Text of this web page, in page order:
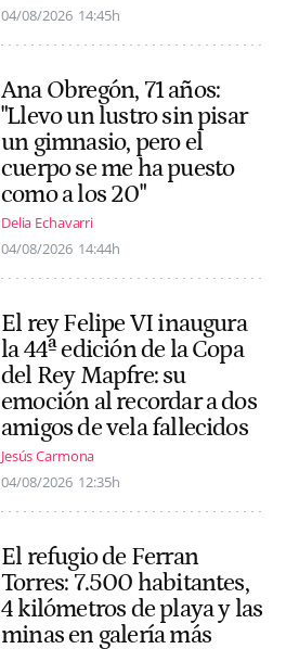
04/08/2026 14:45h
Ana Obregón, 71 años:
"Llevo un lustro sin pisar
un gimnasio, pero el
cuerpo se me ha puesto
como a los 20"
Delia Echavarri
04/08/2026 14:44h
El rey Felipe VI inaugura
la 44ª edición de la Copa
del Rey Mapfre: su
emoción al recordar a dos
amigos de vela fallecidos
Jesús Carmona
04/08/2026 12:35h
El refugio de Ferran
Torres: 7.500 habitantes,
4 kilómetros de playa y las
minas en galería más